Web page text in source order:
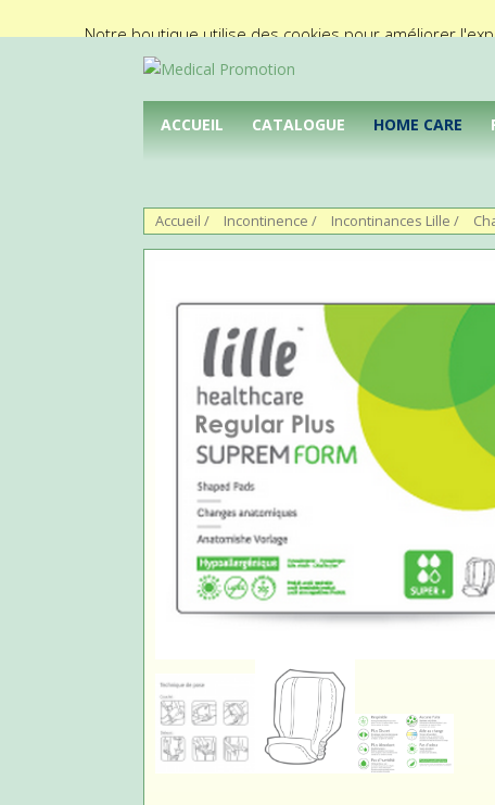
ACCUEIL CATALOGUE HOME CARE
Accueil / Incontinence / Incontinances Lille /
Notre boutique utilise des cookies pour améliorer